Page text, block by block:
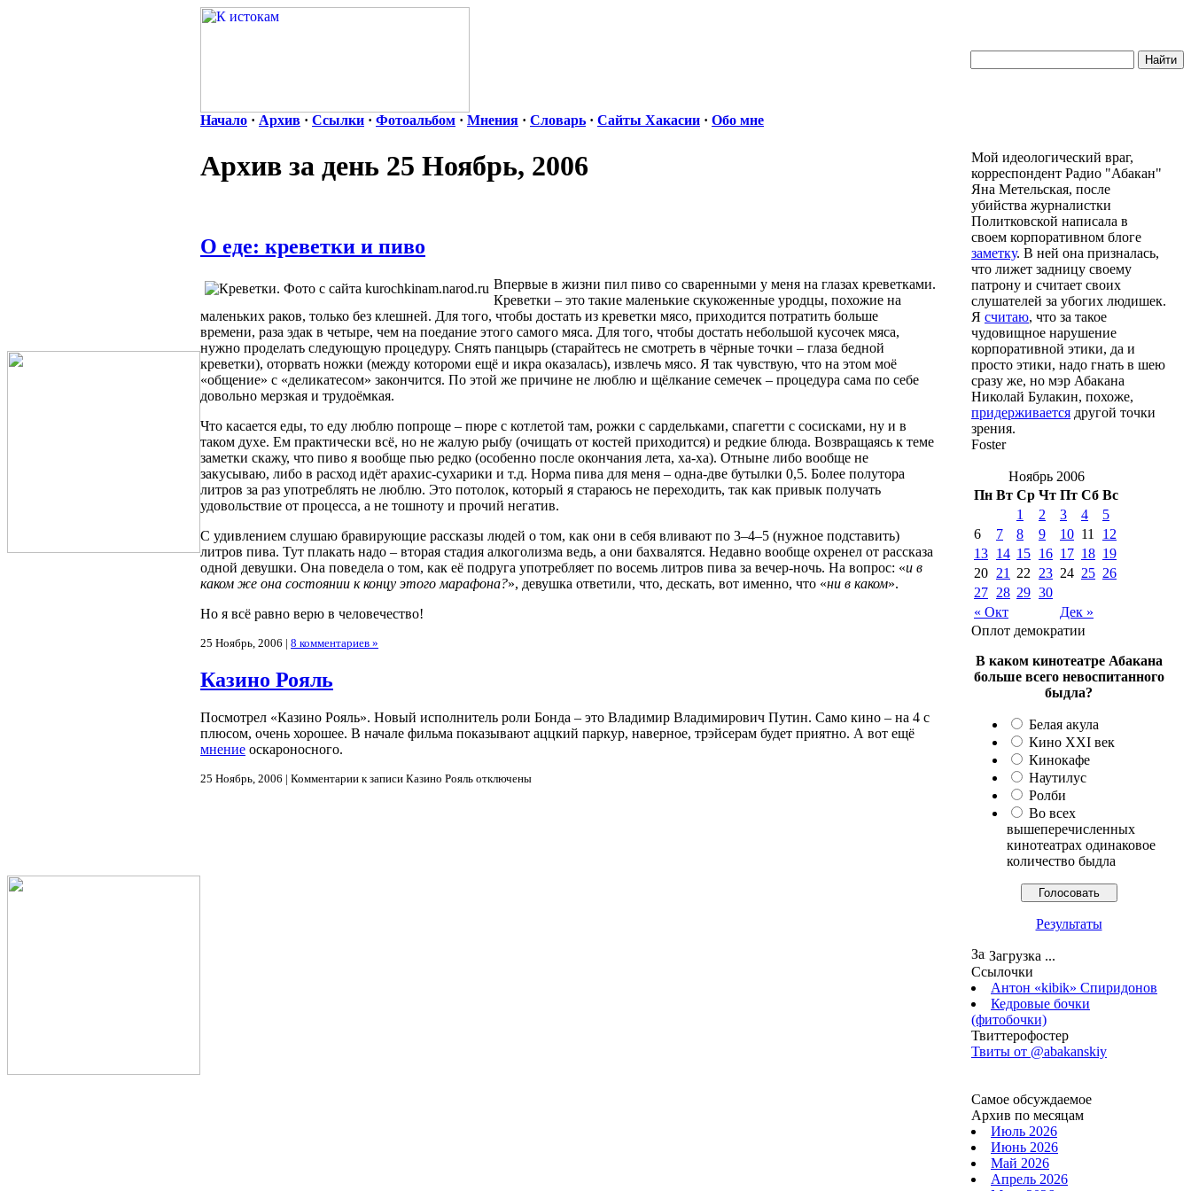
Начало · Архив · Ссылки · Фотоальбом · Мнения · Словарь · Сайты Хакасии · Обо мне
Архив за день 25 Ноябрь, 2006
О еде: креветки и пиво
Впервые в жизни пил пиво со сваренными у меня на глазах креветками.
Креветки – это такие маленькие скукоженные уродцы, похожие на
маленьких раков, только без клешней. Для того, чтобы достать из креветки мясо, приходится потратить больше
времени, раза эдак в четыре, чем на поедание этого самого мяса. Для того, чтобы достать небольшой кусочек мяса,
нужно проделать следующую процедуру. Снять панцырь (старайтесь не смотреть в чёрные точки – глаза бедной
креветки), оторвать ножки (между котороми ещё и икра оказалась), извлечь мясо. Я так чувствую, что на этом моё
«общение» с «деликатесом» закончится. По этой же причине не люблю и щёлкание семечек – процедура сама по себе
довольно мерзкая и трудоёмкая.
Что касается еды, то еду люблю попроще – пюре с котлетой там, рожки с сардельками, спагетти с сосисками, ну и в
таком духе. Ем практически всё, но не жалую рыбу (очищать от костей приходится) и редкие блюда. Возвращаясь к теме
заметки скажу, что пиво я вообще пью редко (особенно после окончания лета, ха-ха). Отныне либо вообще не
закусываю, либо в расход идёт арахис-сухарики и т.д. Норма пива для меня – одна-две бутылки 0,5. Более полутора
литров за раз употреблять не люблю. Это потолок, который я стараюсь не переходить, так как привык получать
удовольствие от процесса, а не тошноту и прочий негатив.
С удивлением слушаю бравирующие рассказы людей о том, как они в себя вливают по 3–4–5 (нужное подставить)
литров пива. Тут плакать надо – вторая стадия алкоголизма ведь, а они бахвалятся. Недавно вообще охренел от рассказа
одной девушки. Она поведела о том, как её подруга употребляет по восемь литров пива за вечер-ночь. На вопрос: «и в
каком же она состоянии к концу этого марафона?», девушка ответили, что, дескать, вот именно, что «ни в каком».
Но я всё равно верю в человечество!
25 Ноябрь, 2006 | 8 комментариев »
Казино Рояль
Посмотрел «Казино Рояль». Новый исполнитель роли Бонда – это Владимир Владимирович Путин. Само кино – на 4 с
плюсом, очень хорошее. В начале фильма показывают аццкий паркур, наверное, трэйсерам будет приятно. А вот ещё
мнение оскароносного.
25 Ноябрь, 2006 | Комментарии к записи Казино Рояль отключены
Мой идеологический враг,
корреспондент Радио "Абакан"
Яна Метельская, после
убийства журналистки
Политковской написала в
своем корпоративном блоге
заметку. В ней она призналась,
что лижет задницу своему
патрону и считает своих
слушателей за убогих людишек.
Я считаю, что за такое
чудовищное нарушение
корпоративной этики, да и
просто этики, надо гнать в шею
сразу же, но мэр Абакана
Николай Булакин, похоже,
придерживается другой точки
зрения.
Foster
Ноябрь 2006
Пн Вт Ср Чт Пт Сб Вс
« Окт Дек »
1 2 3 4
5
6
7 8 9 10 11
12
13 14 15 16 17 18 19
20 21 22 23 24 25 26
27 28 29 30
Оплот демократии
В каком кинотеатре Абакана
больше всего невоспитанного
быдла?
Белая акула
Кино XXI век
Кинокафе
Наутилус
Ролби
Во всех
вышеперечисленных
кинотеатрах одинаковое
количество быдла
Результаты
Загрузка ...
Ссылочки
Антон «kibik» Спиридонов
Кедровые бочки
(фитобочки)
Твиттерофостер
Твиты от ‎@abakanskiy
Самое обсуждаемое
Архив по месяцам
Июль 2026
Июнь 2026
Май 2026
Апрель 2026